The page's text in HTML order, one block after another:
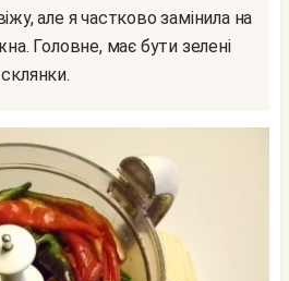
але я частково замінила на
Головне, має бути зелені